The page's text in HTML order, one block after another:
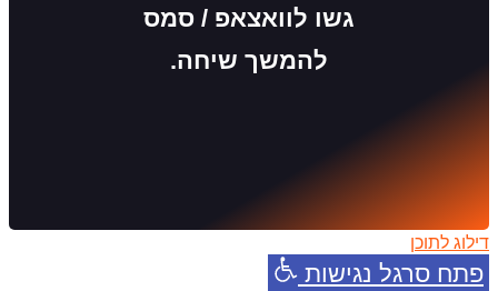
גשו לוואצאפ / סמס
להמשך שיחה.
דילוג לתוכן
פתח סרגל נגישות